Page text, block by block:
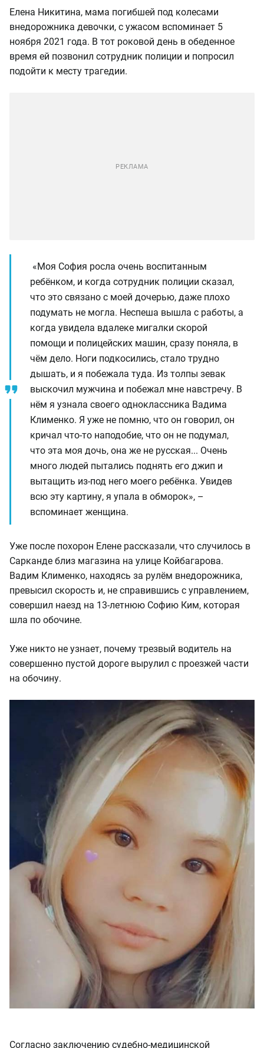
Елена Никитина, мама погибшей под колесами
внедорожника девочки, с ужасом вспоминает 5
ноября 2021 года. В тот роковой день в обеденное
время ей позвонил сотрудник полиции и попросил
подойти к месту трагедии.
«Моя София росла очень воспитанным
ребёнком, и когда сотрудник полиции сказал,
что это связано с моей дочерью, даже плохо
подумать не могла. Неспеша вышла с работы, а
когда увидела вдалеке мигалки скорой
помощи и полицейских машин, сразу поняла, в
чём дело. Ноги подкосились, стало трудно
дышать, и я побежала туда. Из толпы зевак
выскочил мужчина и побежал мне навстречу. В
нём я узнала своего одноклассника Вадима
Клименко. Я уже не помню, что он говорил, он
кричал что-то наподобие, что он не подумал,
что эта моя дочь, она же не русская... Очень
много людей пытались поднять его джип и
вытащить из-под него моего ребёнка. Увидев
всю эту картину, я упала в обморок», –
вспоминает женщина.
Уже после похорон Елене рассказали, что случилось в
Сарканде близ магазина на улице Койбагарова.
Вадим Клименко, находясь за рулём внедорожника,
превысил скорость и, не справившись с управлением,
совершил наезд на 13-летнюю Софию Ким, которая
шла по обочине.
Уже никто не узнает, почему трезвый водитель на
совершенно пустой дороге вырулил с проезжей части
на обочину.
Согласно заключению судебно-медицинской